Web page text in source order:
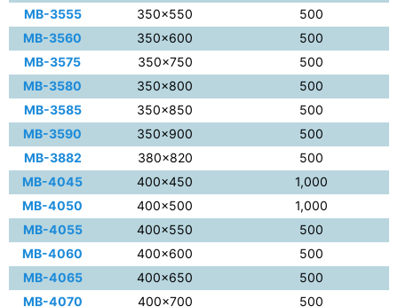
MB-3555 350×550
500
MB-3560
350×600
500
MB-3575
350×750
500
MB-3580
350×800
500
MB-3585
350×850
500
MB-3590
350×900
500
MB-3882
380×820
500
MB-4045
400×450
1,000
MB-4050
400×500
1,000
MB-4055
400×550
500
MB-4060
400×600
500
MB-4065
400×650
500
MB-4070
400×700
500